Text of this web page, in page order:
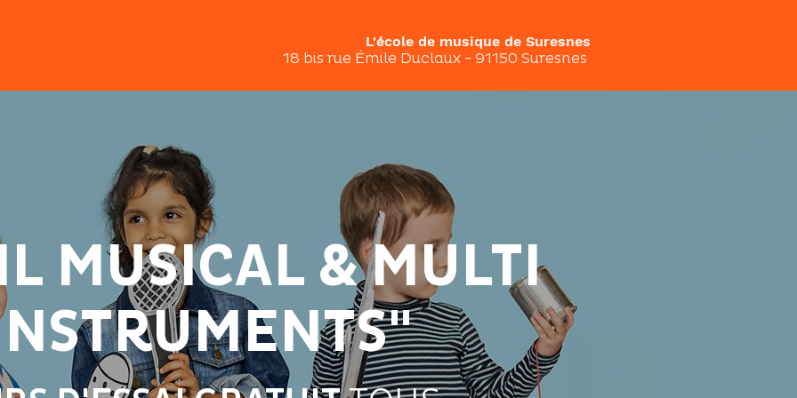
L'école de musique de Suresnes
18 bis rue Émile Duclaux - 91150 Suresnes
MUSICAL & MULTI